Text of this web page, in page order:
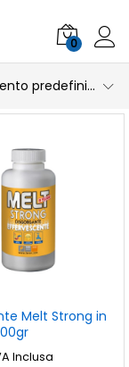
0
Ordinamento predefinito
Melt Strong in
Inclusa